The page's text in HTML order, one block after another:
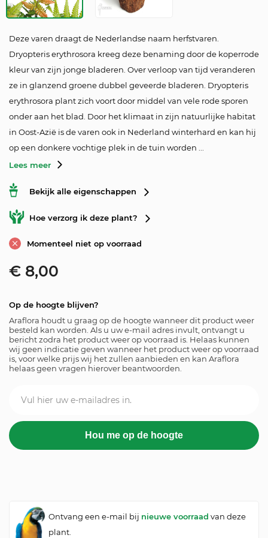
Deze varen draagt de Nederlandse naam herfstvaren.
Dryopteris erythrosora kreeg deze benaming door de koperrode
kleur van zijn jonge bladeren. Over verloop van tijd veranderen
ze in glanzend groene dubbel geveerde bladeren. Dryopteris
erythrosora plant zich voort door middel van vele rode sporen
onder aan het blad. Door het klimaat in zijn natuurlijke habitat
in Oost-Azië is de varen ook in Nederland winterhard en kan hij
op een donkere vochtige plek in de tuin worden ...
Lees meer
Bekijk alle eigenschappen
Hoe verzorg ik deze plant?
Momenteel niet op voorraad
€ 8,00
Op de hoogte blijven?
Araflora houdt u graag op de hoogte wanneer dit product weer
besteld kan worden. Als u uw e-mail adres invult, ontvangt u
bericht zodra het product weer op voorraad is. Helaas kunnen
wij geen indicatie geven wanneer het product weer op voorraad
is, voor welke prijs wij het zullen aanbieden en kan Araflora
helaas geen vragen hierover beantwoorden.
Ontvang een e-mail bij nieuwe voorraad van deze
plant.